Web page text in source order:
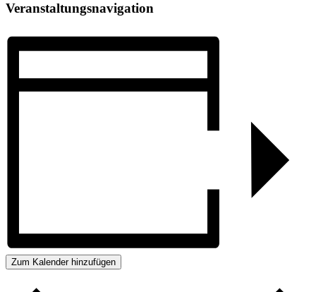
Veranstaltungsnavigation
Zum Kalender hinzufügen